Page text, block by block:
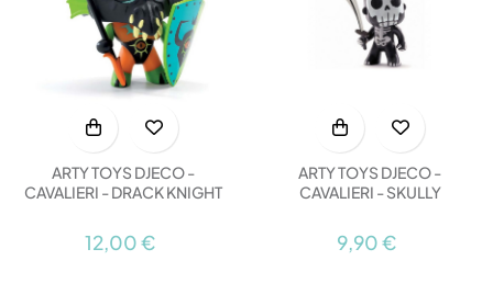
ARTY TOYS DJECO -
CAVALIERI - DRACK KNIGHT
12,00 €
ARTY TOYS DJECO -
CAVALIERI - SKULLY
9,90 €